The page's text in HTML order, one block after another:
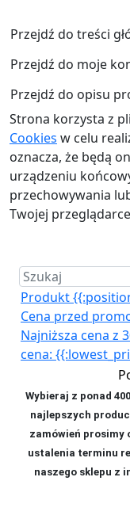
Przejdź do treści
Przejdź do moje
Przejdź do opisu
Strona korzysta z
Cookies w celu
oznacza, że będą
urządzeniu
przechowywania
Twojej
Produkt
Cena przed
Najniższa cena z
cena:
Wybieraj z ponad
najlepszych
zamówień prosimy
ustalenia
naszego sklepu z